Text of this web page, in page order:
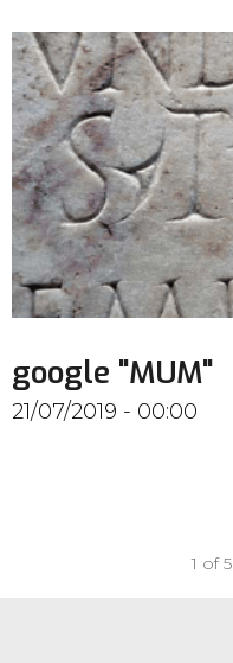
google "MUM"
21/07/2019 - 00:00
1 of 5